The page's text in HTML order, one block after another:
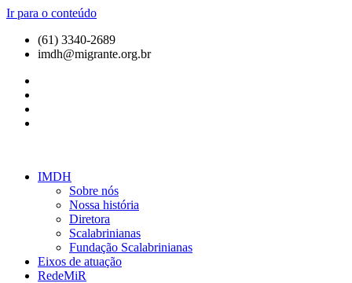
Ir para o conteúdo
(61) 3340-2689
imdh@migrante.org.br
IMDH
Sobre nós
Nossa história
Diretora
Scalabrinianas​
Fundação Scalabrinianas​
Eixos de atuação
RedeMiR